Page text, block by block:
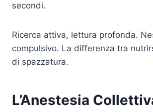
secondi.
Ricerca attiva, lettura profonda.
compulsivo. La differenza tra
di spazzatura.
L’Anestesia